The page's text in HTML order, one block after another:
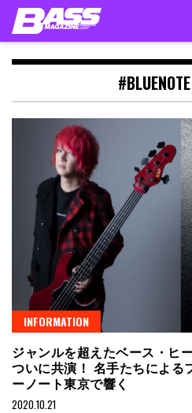
Skip
content
INFORMATION
ジャンルを超えたベース・ヒ
ついに共演！ 名手たちによる
ーノート東京で響く
2020.10.21